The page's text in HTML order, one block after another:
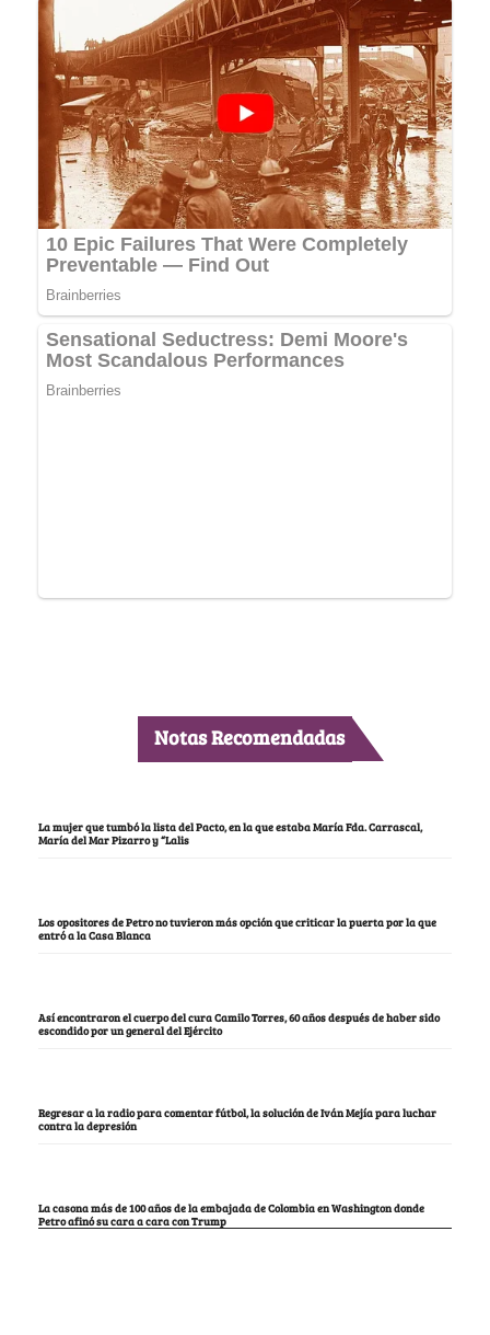
Notas Recomendadas
La mujer que tumbó la lista del Pacto, en la que estaba María Fda. Carrascal,
María del Mar Pizarro y “Lalis
Los opositores de Petro no tuvieron más opción que criticar la puerta por la que
entró a la Casa Blanca
Así encontraron el cuerpo del cura Camilo Torres, 60 años después de haber sido
escondido por un general del Ejército
Regresar a la radio para comentar fútbol, la solución de Iván Mejía para luchar
contra la depresión
La casona más de 100 años de la embajada de Colombia en Washington donde
Petro afinó su cara a cara con Trump